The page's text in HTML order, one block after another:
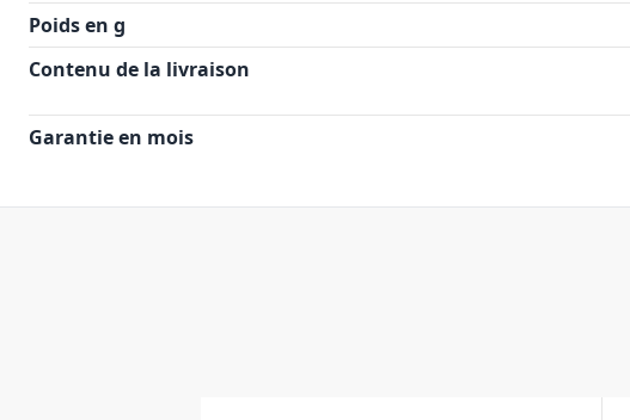
Poids en g
Contenu de la livraison
Garantie en mois